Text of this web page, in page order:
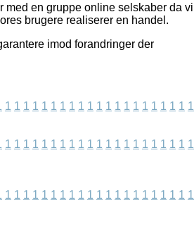
med en gruppe online selskaber da vi
brugere realiserer en handel.
imod forandringer der
1 1 1 1 1 1 1 1 1 1 1 1 1 1 1 1 1 1 1 1 1
1 1 1 1 1 1 1 1 1 1 1 1 1 1 1 1 1 1 1 1 1
1 1 1 1 1 1 1 1 1 1 1 1 1 1 1 1 1 1 1 1 1